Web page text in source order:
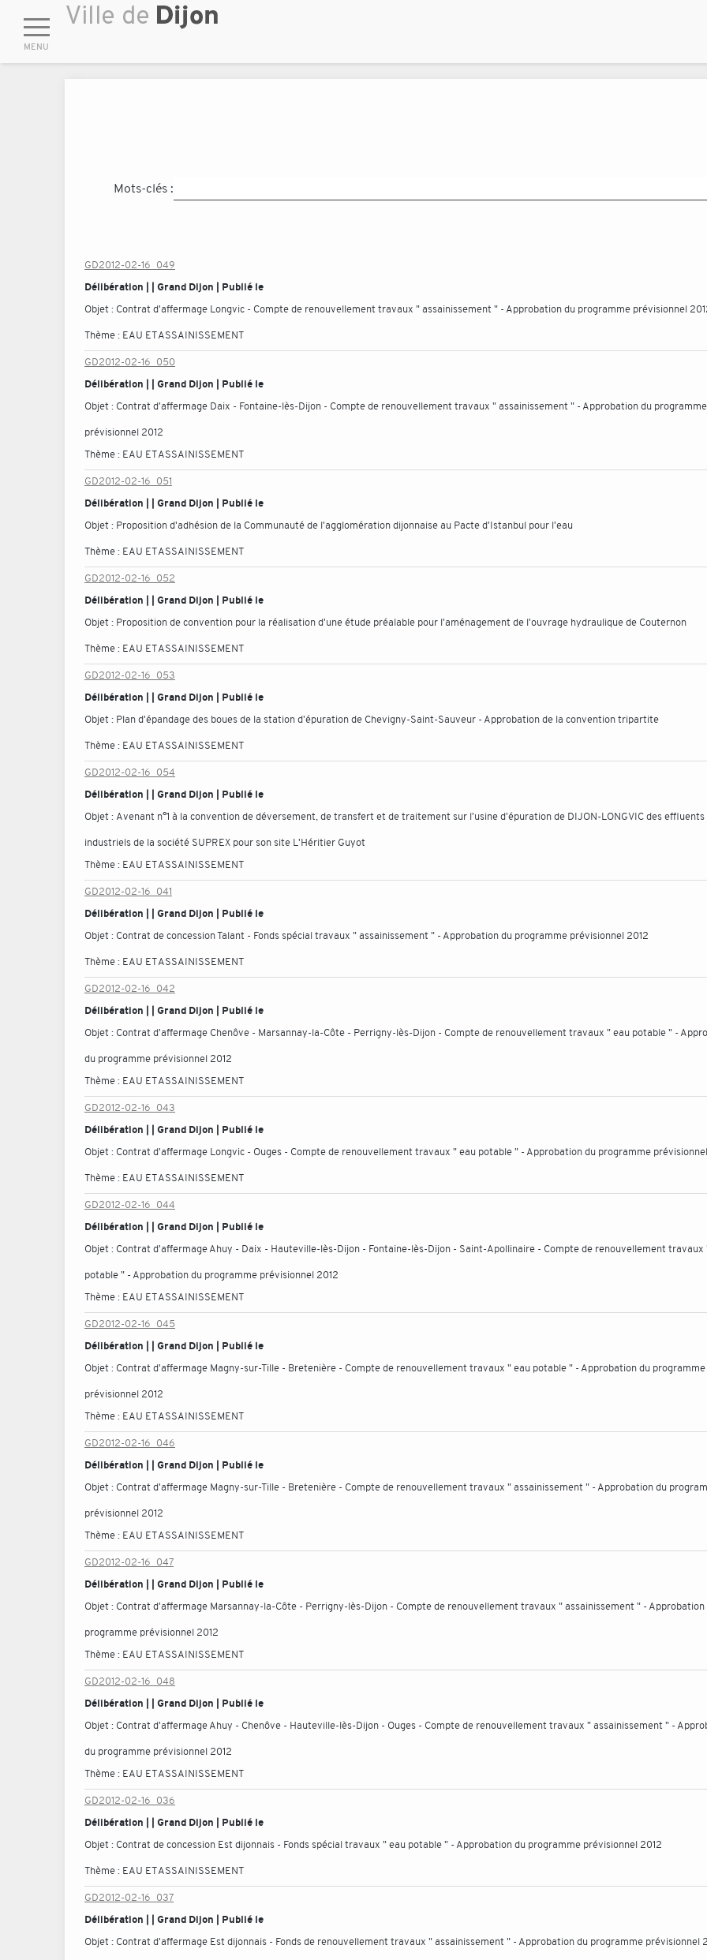
Mots-clés :
GD2012-02-16_049
Délibération | | Grand Dijon | Publié le
Objet : Contrat d'affermage Longvic - Compte de renouvellement travaux " assainissement " - Approbation du programme prévisionnel
Thème : EAU ET ASSAINISSEMENT
GD2012-02-16_050
Délibération | | Grand Dijon | Publié le
Objet : Contrat d'affermage Daix - Fontaine-lès-Dijon - Compte de renouvellement travaux " assainissement " - Approbation du programme
prévisionnel 2012
Thème : EAU ET ASSAINISSEMENT
GD2012-02-16_051
Délibération | | Grand Dijon | Publié le
Objet : Proposition d'adhésion de la Communauté de l'agglomération dijonnaise au Pacte d'Istanbul pour l'eau
Thème : EAU ET ASSAINISSEMENT
GD2012-02-16_052
Délibération | | Grand Dijon | Publié le
Objet : Proposition de convention pour la réalisation d'une étude préalable pour l'aménagement de l'ouvrage hydraulique de Couternon
Thème : EAU ET ASSAINISSEMENT
GD2012-02-16_053
Délibération | | Grand Dijon | Publié le
Objet : Plan d'épandage des boues de la station d'épuration de Chevigny-Saint-Sauveur - Approbation de la convention tripartite
Thème : EAU ET ASSAINISSEMENT
GD2012-02-16_054
Délibération | | Grand Dijon | Publié le
Objet : Avenant n°1 à la convention de déversement, de transfert et de traitement sur l'usine d'épuration de DIJON-LONGVIC des effluents
industriels de la société SUPREX pour son site L'Héritier Guyot
Thème : EAU ET ASSAINISSEMENT
GD2012-02-16_041
Délibération | | Grand Dijon | Publié le
Objet : Contrat de concession Talant - Fonds spécial travaux " assainissement " - Approbation du programme prévisionnel 2012
Thème : EAU ET ASSAINISSEMENT
GD2012-02-16_042
Délibération | | Grand Dijon | Publié le
Objet : Contrat d'affermage Chenôve - Marsannay-la-Côte - Perrigny-lès-Dijon - Compte de renouvellement travaux " eau potable " -
du programme prévisionnel 2012
Thème : EAU ET ASSAINISSEMENT
GD2012-02-16_043
Délibération | | Grand Dijon | Publié le
Objet : Contrat d'affermage Longvic - Ouges - Compte de renouvellement travaux " eau potable " - Approbation du programme
Thème : EAU ET ASSAINISSEMENT
GD2012-02-16_044
Délibération | | Grand Dijon | Publié le
Objet : Contrat d'affermage Ahuy - Daix - Hauteville-lès-Dijon - Fontaine-lès-Dijon - Saint-Apollinaire - Compte de renouvellement travaux
potable " - Approbation du programme prévisionnel 2012
Thème : EAU ET ASSAINISSEMENT
GD2012-02-16_045
Délibération | | Grand Dijon | Publié le
Objet : Contrat d'affermage Magny-sur-Tille - Bretenière - Compte de renouvellement travaux " eau potable " - Approbation du programme
prévisionnel 2012
Thème : EAU ET ASSAINISSEMENT
GD2012-02-16_046
Délibération | | Grand Dijon | Publié le
Objet : Contrat d'affermage Magny-sur-Tille - Bretenière - Compte de renouvellement travaux " assainissement " - Approbation du
prévisionnel 2012
Thème : EAU ET ASSAINISSEMENT
GD2012-02-16_047
Délibération | | Grand Dijon | Publié le
Objet : Contrat d'affermage Marsannay-la-Côte - Perrigny-lès-Dijon - Compte de renouvellement travaux " assainissement " - Approbation
programme prévisionnel 2012
Thème : EAU ET ASSAINISSEMENT
GD2012-02-16_048
Délibération | | Grand Dijon | Publié le
Objet : Contrat d'affermage Ahuy - Chenôve - Hauteville-lès-Dijon - Ouges - Compte de renouvellement travaux " assainissement " -
du programme prévisionnel 2012
Thème : EAU ET ASSAINISSEMENT
GD2012-02-16_036
Délibération | | Grand Dijon | Publié le
Objet : Contrat de concession Est dijonnais - Fonds spécial travaux " eau potable " - Approbation du programme prévisionnel 2012
Thème : EAU ET ASSAINISSEMENT
GD2012-02-16_037
Délibération | | Grand Dijon | Publié le
Objet : Contrat d'affermage Est dijonnais - Fonds de renouvellement travaux " assainissement " - Approbation du programme prévisionnel